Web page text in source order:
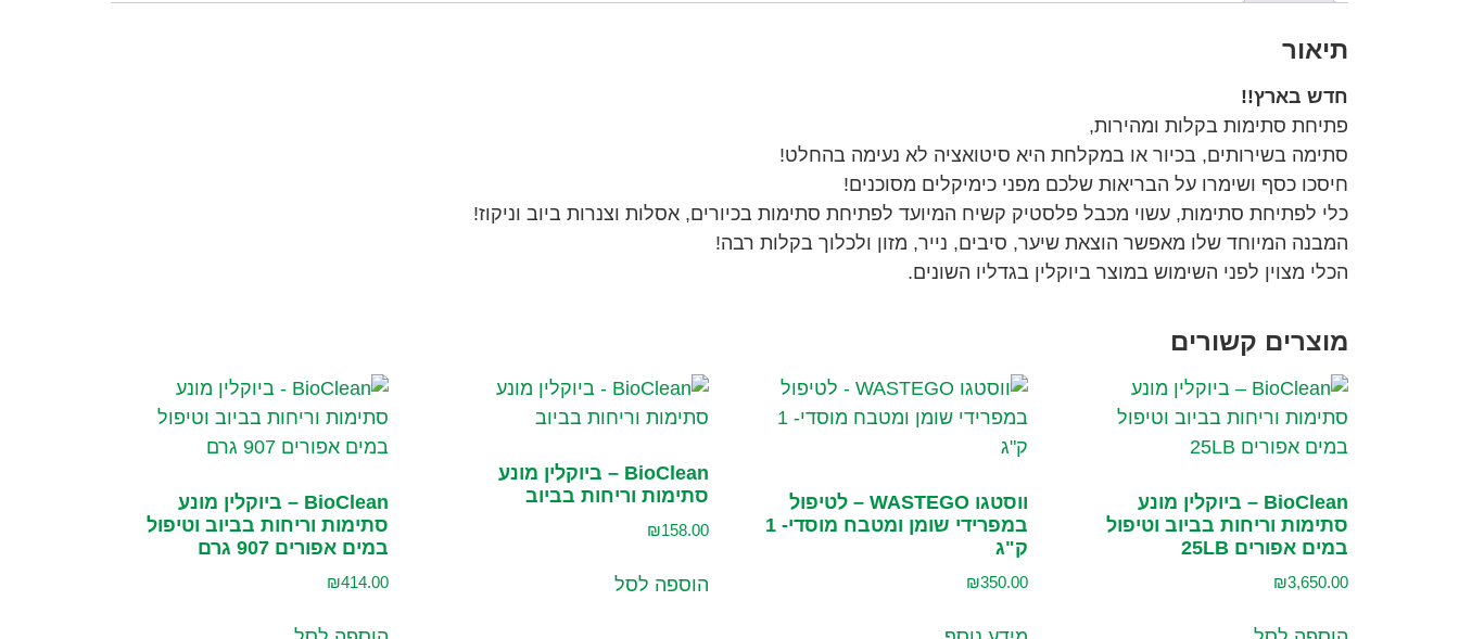
תיאור
חדש בארץ!!
פתיחת סתימות בקלות ומהירות,
סתימה בשירותים, בכיור או במקלחת היא סיטואציה לא נעימה בהחלט!
חיסכו כסף ושימרו על הבריאות שלכם מפני כימיקלים מסוכנים!
כלי לפתיחת סתימות, עשוי מכבל פלסטיק קשיח המיועד לפתיחת סתימות בכיורים, אסלות וצנרות ביוב וניקוז!
המבנה המיוחד שלו מאפשר הוצאת שיער, סיבים, נייר, מזון ולכלוך בקלות רבה!
הכלי מצוין לפני השימוש במוצר ביוקלין בגדליו השונים.
מוצרים קשורים
BioClean – ביוקלין מונע
סתימות וריחות בביוב וטיפול
במים אפורים 25LB
₪3,650.00
ווסטגו WASTEGO – לטיפול
במפרידי שומן ומטבח מוסדי- 1
ק"ג
₪350.00
BioClean – ביוקלין מונע
סתימות וריחות בביוב
₪158.00
הוספה לסל
BioClean – ביוקלין מונע
סתימות וריחות בביוב וטיפול
במים אפורים 907 גרם
₪414.00